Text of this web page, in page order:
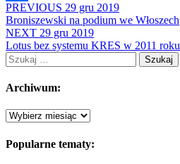
Share
PREVIOUS 29 gru 2019
Broniszewski na podium we Włoszech
NEXT 29 gru 2019
Lotus bez systemu KRES w 2011 roku
Szukaj:
Archiwum:
Archiwum:
Popularne tematy: